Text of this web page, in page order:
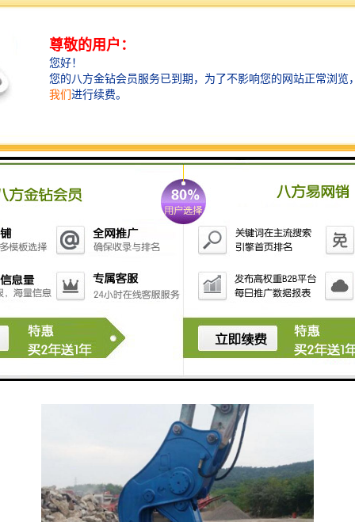
生阀。是液压油缸的活塞靠所带动的机械臂自重，而被
动运动时，液压油缸的有杆腔或无杆腔的油，通过再生
阀回到无杆腔或有杆腔的原理。根据这种原理，利用液
压油缸有杆腔和无杆腔的作用面积差，设计出一种能使
液压油缸有杆腔的油回流到无杆腔二次利用，粉碎钳公
众号智造大观，以提高液压油缸的运行速度，进而提高
液压粉碎钳的工作效率。